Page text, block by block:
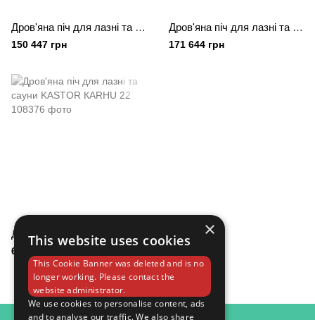
Дров'яна піч для лазні та сауни KASTOR SAGA 22 Т
150 447 грн
Дров'яна піч для лазні та сауни KASTOR SAGA 30 T
171 644 грн
65 194 грн
×
This website uses cookies
This Cookie Banner was deleted and is no
longer working. Please contact the
website administrator.
We use cookies to personalise content, ads
and to analyse our traffic. We also share